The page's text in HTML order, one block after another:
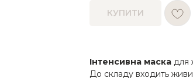
КУПИТИ
Інтенсивна маска для
До складу входить